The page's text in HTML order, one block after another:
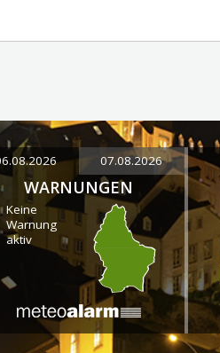
07.08.2026
WARNUNGEN
Keine
Warnung
aktiv